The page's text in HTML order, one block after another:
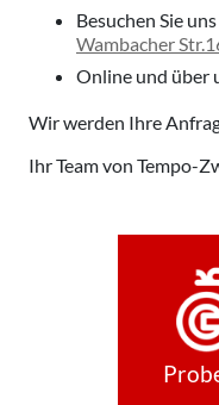
Besuchen Sie
Wambacher
Online und über
Wir werden Ihre
Ihr Team von Tempo-